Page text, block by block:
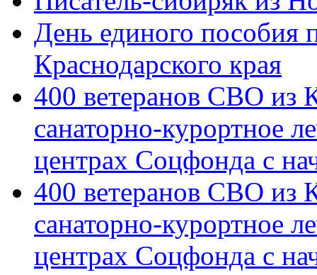
День единого пособия
Краснодарского края
400 ветеранов СВО из
санаторно-курортное
центрах Соцфонда с
400 ветеранов СВО из
санаторно-курортное
центрах Соцфонда с